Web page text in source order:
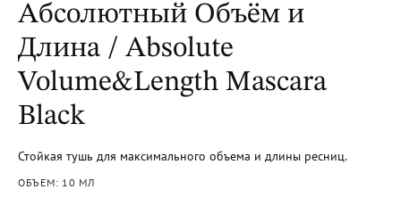
Абсолютный Объём и
Длина / Absolute
Volume&Length Mascara
Black
Стойкая тушь для максимального объема и длины ресниц.
ОБЪЕМ: 10 МЛ